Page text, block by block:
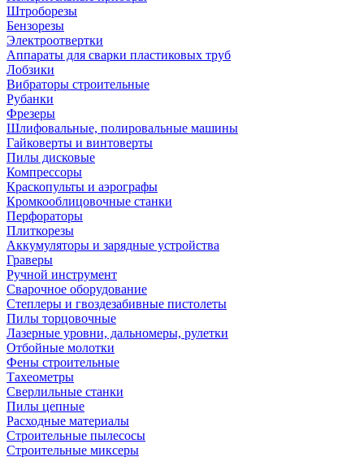
Штроборезы
Бензорезы
Электроотвертки
Аппараты для сварки пластиковых труб
Лобзики
Вибраторы строительные
Рубанки
Фрезеры
Шлифовальные, полировальные машины
Гайковерты и винтоверты
Пилы дисковые
Компрессоры
Краскопульты и аэрографы
Кромкооблицовочные станки
Перфораторы
Плиткорезы
Аккумуляторы и зарядные устройства
Граверы
Ручной инструмент
Сварочное оборудование
Степлеры и гвоздезабивные пистолеты
Пилы торцовочные
Лазерные уровни, дальномеры, рулетки
Отбойные молотки
Фены строительные
Тахеометры
Сверлильные станки
Пилы цепные
Расходные материалы
Строительные пылесосы
Строительные миксеры